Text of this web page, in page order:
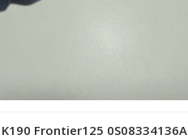
Frontier125 0S08334136A